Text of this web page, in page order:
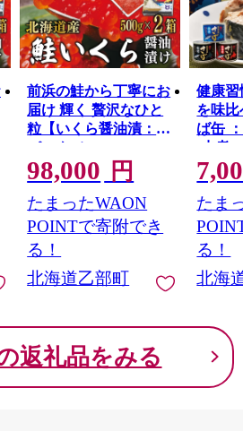
前浜の鮭から丁寧にお
届け 輝く 贅沢なひと
粒【いくら醤油漬：2
パック（500ｇ×2
箱）】＜ 鮮度にこだ
わる「笹谷商店」の絶
品の醤油タレ イクラ
鮭いくら 鮭イクラ 醤
油いくら 醤油イクラ
いくら醤油漬け イク
ラ醤油漬け 醤油漬 い
ふるさと納税 ＞
98,000 円
たまったWAON
POINTで寄附でき
る！
北海道乙部町
健康習
を味
ば缶
(水煮
各1缶)
バ缶
北海
のさば
味付
詰 缶
海産物
キャ
容 キ
ト 食
たま
る！
北海
返礼品をみる